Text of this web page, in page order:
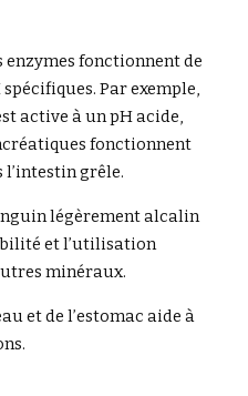
enzymes fonctionnent de
Par exemple,
active à un pH acide,
fonctionnent
grêle.
légèrement alcalin
et l’utilisation
minéraux.
et de l’estomac aide à